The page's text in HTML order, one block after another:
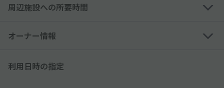
周辺施設への所要時間
オーナー情報
利用日時の指定